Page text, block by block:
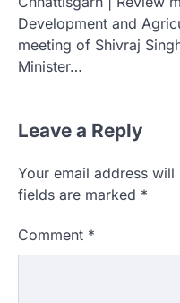
Development and
meeting of Shivraj
Minister…
Leave a Reply
Your email address
fields are marked *
Comment *